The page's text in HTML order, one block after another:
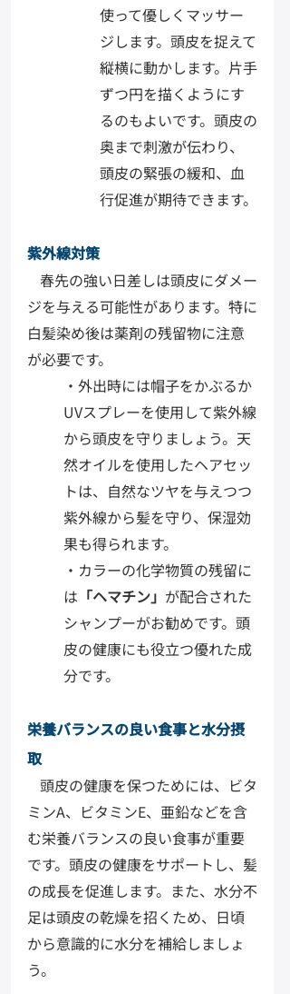
使って優しくマッサー
ジします。頭皮を捉えて
縦横に動かします。片手
ずつ円を描くようにす
るのもよいです。頭皮の
奥まで刺激が伝わり、
頭皮の緊張の緩和、血
行促進が期待できます。
紫外線対策
春先の強い日差しは頭皮にダメー
ジを与える可能性があります。特に
白髪染め後は薬剤の残留物に注意
が必要です。
・外出時には帽子をかぶるか
UVスプレーを使用して紫外線
から頭皮を守りましょう。天
然オイルを使用したヘアセッ
トは、自然なツヤを与えつつ
紫外線から髪を守り、保湿効
果も得られます。
・カラーの化学物質の残留に
は 「ヘマチン」 が配合された
シャンプーがお勧めです。頭
皮の健康にも役立つ優れた成
分です。
栄養バランスの良い食事と水分摂
取
頭皮の健康を保つためには、ビタ
ミンA、ビタミンE、亜鉛などを含
む栄養バランスの良い食事が重要
です。頭皮の健康をサポートし、髪
の成長を促進します。また、水分不
足は頭皮の乾燥を招くため、日頃
から意識的に水分を補給しましょ
う。